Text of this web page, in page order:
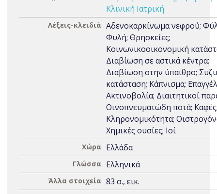
Κλινική Ιατρική
Λέξεις-κλειδιά Αδενοκαρκίνωμα νεφρού;
Φυλή; Θρησκείες;
Κοινωνικοοικονομική
Διαβίωση σε αστικά κέντρα;
Διαβίωση στην ύπαιθρο;
κατάσταση; Κάπνισμα;
Ακτινοβολία; Διαιτητικοί
Οινοπνευματώδη ποτά;
Κληρονομικότητα;
Χημικές ουσίες; Ιοί
Χώρα Ελλάδα
Γλώσσα Ελληνικά
Άλλα στοιχεία 83 σ., εικ.